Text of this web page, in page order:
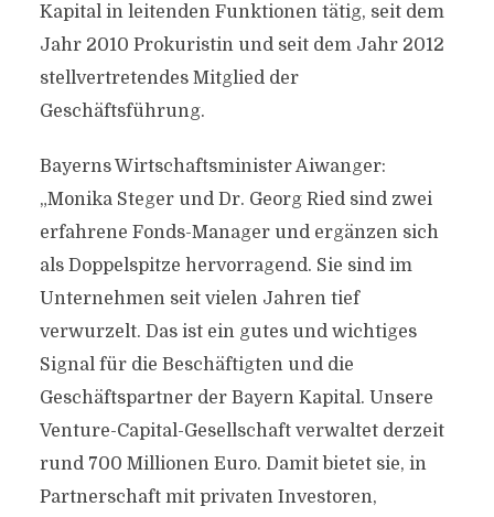
Kapital in leitenden Funktionen tätig, seit dem
Jahr 2010 Prokuristin und seit dem Jahr 2012
stellvertretendes Mitglied der
Geschäftsführung.
Bayerns Wirtschaftsminister Aiwanger:
„Monika Steger und Dr. Georg Ried sind zwei
erfahrene Fonds-Manager und ergänzen sich
als Doppelspitze hervorragend. Sie sind im
Unternehmen seit vielen Jahren tief
verwurzelt. Das ist ein gutes und wichtiges
Signal für die Beschäftigten und die
Geschäftspartner der Bayern Kapital. Unsere
Venture-Capital-Gesellschaft verwaltet derzeit
rund 700 Millionen Euro. Damit bietet sie, in
Partnerschaft mit privaten Investoren,